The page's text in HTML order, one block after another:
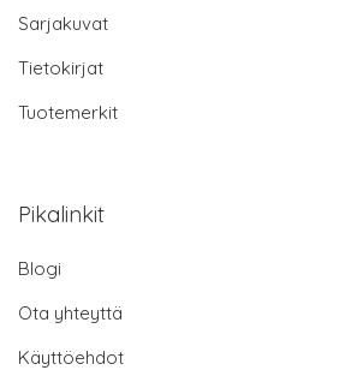
Sarjakuvat
Tietokirjat
Tuotemerkit
Pikalinkit
Blogi
Ota yhteyttä
Käyttöehdot